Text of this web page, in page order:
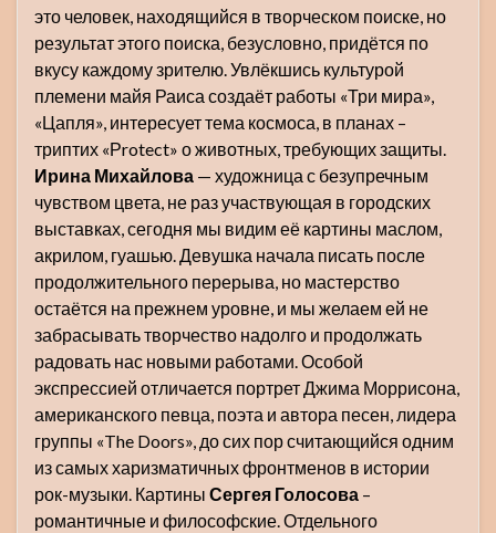
это человек, находящийся в творческом поиске, но
результат этого поиска, безусловно, придётся по
вкусу каждому зрителю. Увлёкшись культурой
племени майя Раиса создаёт работы «Три мира»,
«Цапля», интересует тема космоса, в планах –
триптих «Рrotect» о животных, требующих защиты.
Ирина Михайлова — художница с безупречным
чувством цвета, не раз участвующая в городских
выставках, сегодня мы видим её картины маслом,
акрилом, гуашью. Девушка начала писать после
продолжительного перерыва, но мастерство
остаётся на прежнем уровне, и мы желаем ей не
забрасывать творчество надолго и продолжать
радовать нас новыми работами. Особой
экспрессией отличается портрет Джима Моррисона,
американского певца, поэта и автора песен, лидера
группы «The Doors», до сих пор считающийся одним
из самых харизматичных фронтменов в истории
рок-музыки. Картины Сергея Голосова –
романтичные и философские. Отдельного